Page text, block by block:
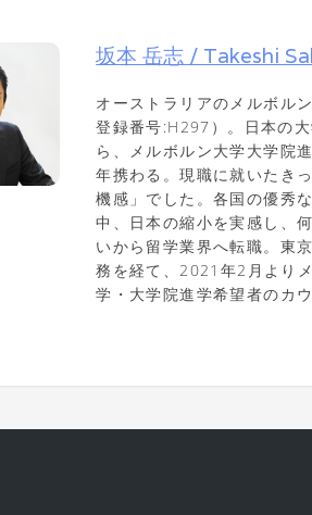
坂本 岳志 / Takeshi
オーストラリアのメルボル
登録番号:H297）。日本の
ら、メルボルン大学大学院
年携わる。現職に就いたき
機感」でした。各国の優秀
中、日本の縮小を実感し、
いから留学業界へ転職。東
務を経て、2021年2月より
学・大学院進学希望者のカ